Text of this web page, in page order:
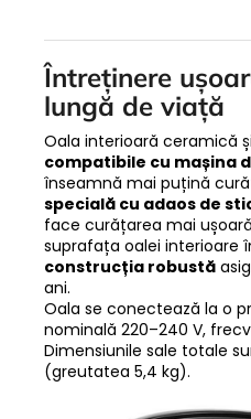
Întreținere
lungă de viață
Oala interioară ceramică
compatibile cu mașina
înseamnă mai puțină
specială cu adaos de
face curățarea mai
suprafața oalei interioare
construcția robustă
ani.
Oala se conectează la o
nominală 220–240 V,
Dimensiunile sale totale
(greutatea 5,4 kg).